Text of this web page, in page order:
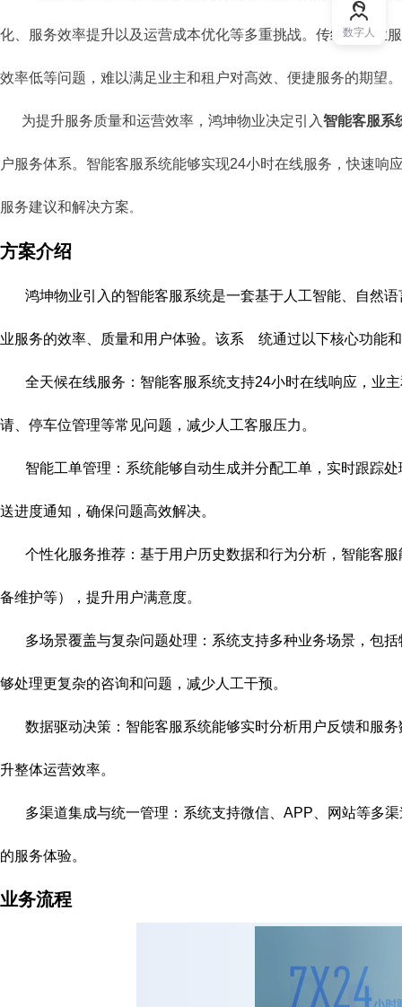
化、服务效率提升以及运营成本优化等多重挑战。传统的物业
效率低等问题，难以满足业主和租户对高效、便捷服务的期望。
为提升服务质量和运营效率，鸿坤物业决定引入智能客服系
户服务体系。智能客服系统能够实现24小时在线服务，快速
服务建议和解决方案。
方案介绍
鸿坤物业引入的智能客服系统是一套基于人工智能、自然
业服务的效率、质量和用户体验。该系 统通过以下核心功能
全天候在线服务：智能客服系统支持24小时在线响应，业
请、停车位管理等常见问题，减少人工客服压力。
智能工单管理：系统能够自动生成并分配工单，实时跟踪
送进度通知，确保问题高效解决。
个性化服务推荐：基于用户历史数据和行为分析，智能客
备维护等），提升用户满意度。
多场景覆盖与复杂问题处理：系统支持多种业务场景，包
够处理更复杂的咨询和问题，减少人工干预。
数据驱动决策：智能客服系统能够实时分析用户反馈和服
升整体运营效率。
多渠道集成与统一管理：系统支持微信、APP、网站等多
的服务体验。
业务流程
数字人